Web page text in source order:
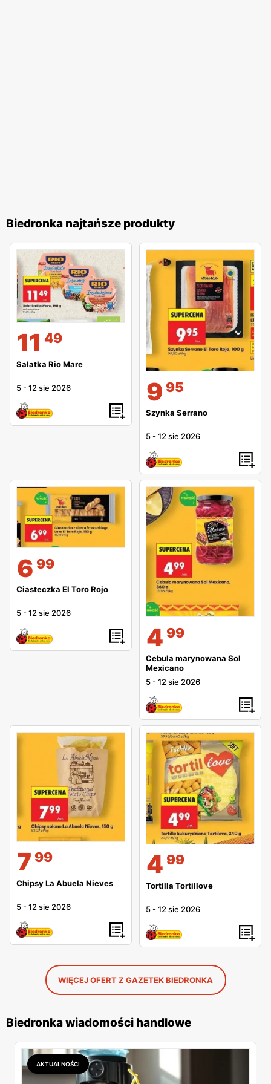
Biedronka najtańsze produkty
11 49
Sałatka Rio Mare
5 -12 sie 2026 9 95
Szynka Serrano
5 -12 sie 2026
6 99
Ciasteczka El Toro Rojo
5 -12 sie 2026
4 99
Cebula marynowana Sol
Mexicano
5 -12 sie 2026
7 99
Chipsy La Abuela Nieves
5 -12 sie 2026
4 99
Tortilla Tortillove
5 -12 sie 2026
WIĘCEJ OFERT Z GAZETEK BIEDRONKA
Biedronka wiadomości handlowe
AKTUALNOŚCI